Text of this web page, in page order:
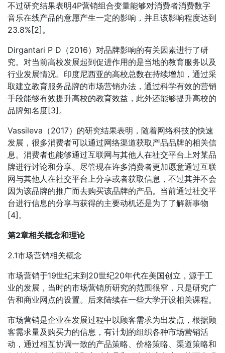
不过研究结果表明4P营销组合变量能够对消费者消费数字
音乐在线产品的意愿产生一定的影响，并且该影响程度达到
23.8%[2]。
Dirgantari P D（2016）对品牌影响的有关因素进行了研
究。对当前高校发展起到促进作用的是当地的教育服务以及
行业发展情况。印度尼西亚的高校总数在持续增加，通过采
取建立教育服务品牌的市场营销办法，通过科学有效的营销
手段能够有效提升高校的教育效益，此外还能够提升高校的
品牌知名度[3]。
Vassileva（2017）的研究结果表明，随着网络科技的快速
发展，很多消费者可以通过网络渠道获取产品品牌的相关信
息。消费者也能够通过互联网与其他人在社交平台上对某品
牌进行讨论和分享。尽管现在许多消费者更加愿意通过互联
网与其他人在社交平台上分享或者获取信息，不过其并不会
因为该品牌的推广而去购买该品牌的产品。当前通过社交平
台进行信息的分享与获得的主要动机还是为了了解新事物
[4]。
第2章相关概念和理论
2.1市场营销相关概念
市场营销于19世纪末到20世纪20年代在美国创立，源于工
业的发展，当时的市场营销所研究的范围很窄，只是研究广
告和商业网点的设置。后来陆续在一些大学开设相关课程。
市场营销是企业在发展过程中以顾客需求为出发点，根据顾
客需求量及购买力的信息，有计划的组织各种市场营销活
动，通过相互协调一致的产品策略、价格策略、渠道策略和